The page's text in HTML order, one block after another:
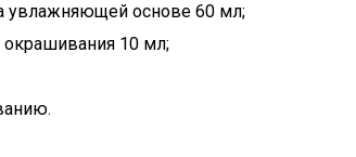
увлажняющей основе 60 мл;
окрашивания 10 мл;